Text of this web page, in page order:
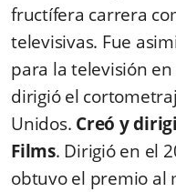
fructífera carrera
televisivas. Fue
para la televisión en
dirigió el
Unidos. Creó y
Films. Dirigió en el
obtuvo el premio al